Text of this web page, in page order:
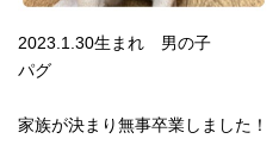
2023.1.30生まれ 男の子
パグ
家族が決まり無事卒業しました！